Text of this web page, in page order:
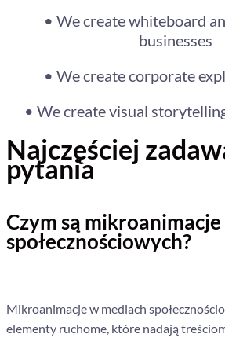
• We create whiteboard
businesses
• We create corporate
• We create visual
Najczęściej
pytania
Czym są
społecznościowych?
Mikroanimacje w mediach
elementy ruchome, które nadają